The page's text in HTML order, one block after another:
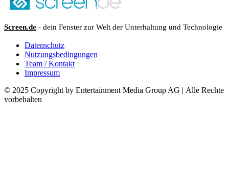
Screen.de - dein Fenster zur Welt der Unterhaltung und Technologie
Datenschutz
Nutzungsbedingungen
Team / Kontakt
Impressum
© 2025 Copyright by Entertainment Media Group AG | Alle Rechte
vorbehalten